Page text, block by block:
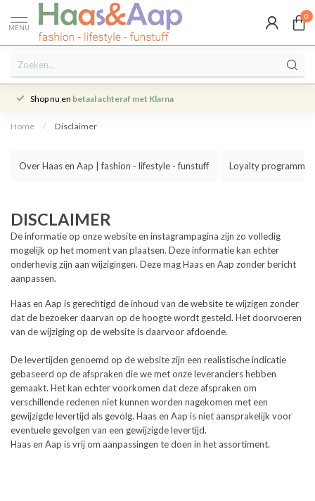
MENU
0
Shop nu en betaal achteraf met Klarna
Home / Disclaimer
Over Haas en Aap | fashion - lifestyle - funstuff Loyalty programma
DISCLAIMER
De informatie op onze website en instagrampagina zijn zo volledig
mogelijk op het moment van plaatsen. Deze informatie kan echter
onderhevig zijn aan wijzigingen. Deze mag Haas en Aap zonder bericht
aanpassen.
Haas en Aap is gerechtigd de inhoud van de website te wijzigen zonder
dat de bezoeker daarvan op de hoogte wordt gesteld. Het doorvoeren
van de wijziging op de website is daarvoor afdoende.
De levertijden genoemd op de website zijn een realistische indicatie
gebaseerd op de afspraken die we met onze leveranciers hebben
gemaakt. Het kan echter voorkomen dat deze afspraken om
verschillende redenen niet kunnen worden nagekomen met een
gewijzigde levertijd als gevolg. Haas en Aap is niet aansprakelijk voor
eventuele gevolgen van een gewijzigde levertijd.
Haas en Aap is vrij om aanpassingen te doen in het assortiment.